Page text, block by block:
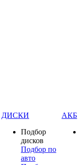
ДИСКИ
Подбор
дисков
Подбор по
авто
АКБ